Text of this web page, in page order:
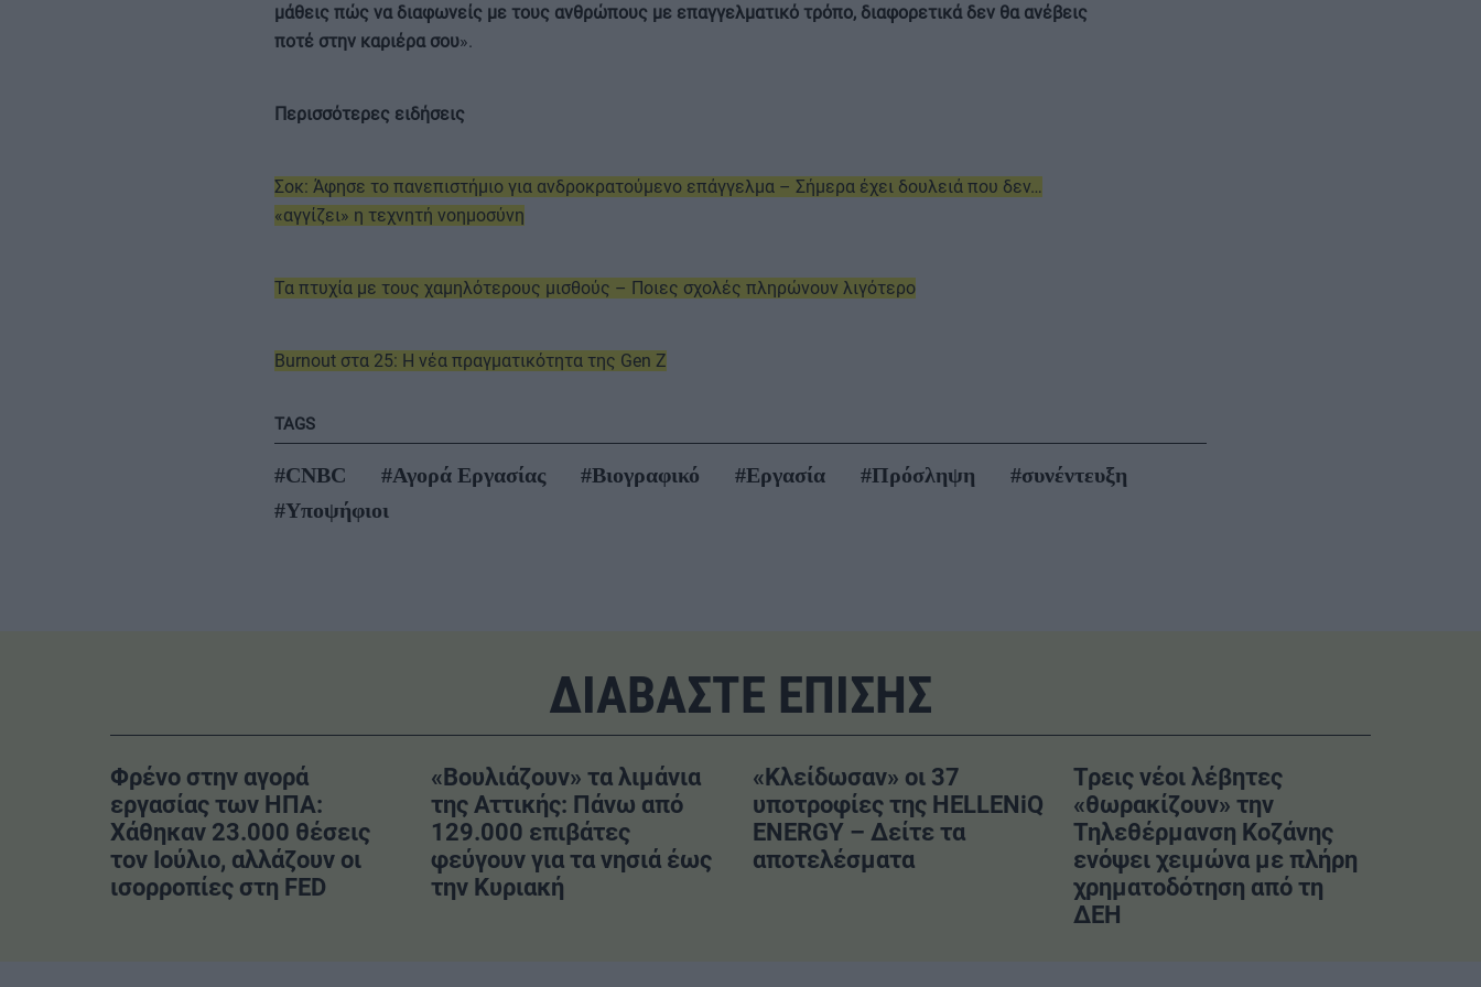
μάθεις πώς να διαφωνείς με τους ανθρώπους με επαγγελματικό τρόπο, διαφορετικά δεν θα ανέβεις
ποτέ στην καριέρα σου».
Περισσότερες ειδήσεις
Σοκ: Άφησε το πανεπιστήμιο για ανδροκρατούμενο επάγγελμα – Σήμερα έχει δουλειά που δεν…
«αγγίζει» η τεχνητή νοημοσύνη
Τα πτυχία με τους χαμηλότερους μισθούς – Ποιες σχολές πληρώνουν λιγότερο
Burnout στα 25: Η νέα πραγματικότητα της Gen Z
TAGS
#CNBC #Αγορά Εργασίας #Βιογραφικό #Εργασία #Πρόσληψη
#συνέντευξη
#Υποψήφιοι
ΔΙΑΒΑΣΤΕ ΕΠΙΣΗΣ
Φρένο στην αγορά
εργασίας των ΗΠΑ:
Χάθηκαν 23.000 θέσεις
τον Ιούλιο, αλλάζουν οι
ισορροπίες στη FED
«Βουλιάζουν» τα λιμάνια
της Αττικής: Πάνω από
129.000 επιβάτες
φεύγουν για τα νησιά έως
την Κυριακή
«Κλείδωσαν» οι 37
υποτροφίες της HELLENiQ
ENERGY – Δείτε τα
αποτελέσματα
Τρεις νέοι λέβητες
«θωρακίζουν» την
Τηλεθέρμανση Κοζάνης
ενόψει χειμώνα με πλήρη
χρηματοδότηση από τη
ΔΕΗ